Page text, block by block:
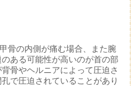
骨の内側が痛む場合、また腕
ある可能性が高いのが首の部
骨やヘルニアによって圧迫さ
で圧迫されていることがあり